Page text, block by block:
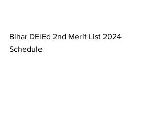
Bihar DElEd 2nd Merit List 2024
Schedule